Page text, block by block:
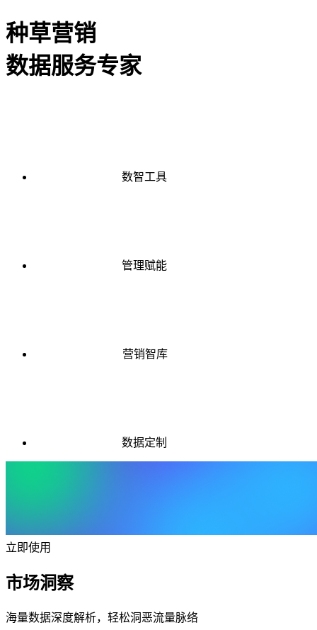
种草营销
数据服务专家
数智工具
管理赋能
营销智库
数据定制
立即使用
市场洞察
海量数据深度解析，轻松洞恶流量脉络